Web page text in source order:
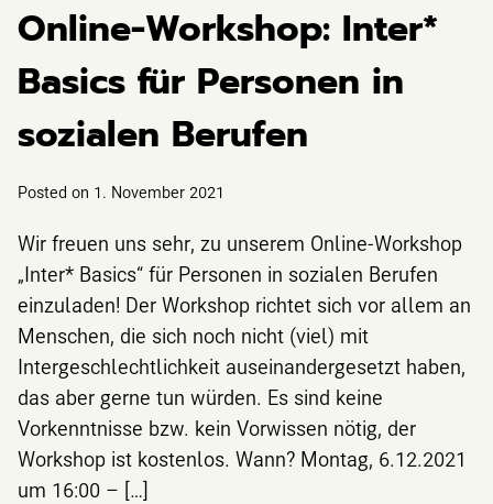
Online-Workshop: Inter*
Basics für Personen in
sozialen Berufen
Posted on 1. November 2021
Wir freuen uns sehr, zu unserem Online-Workshop
„Inter* Basics“ für Personen in sozialen Berufen
einzuladen! Der Workshop richtet sich vor allem an
Menschen, die sich noch nicht (viel) mit
Intergeschlechtlichkeit auseinandergesetzt haben,
das aber gerne tun würden. Es sind keine
Vorkenntnisse bzw. kein Vorwissen nötig, der
Workshop ist kostenlos. Wann? Montag, 6.12.2021
um 16:00 – […]